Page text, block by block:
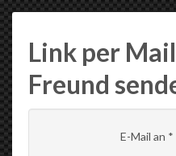
Link per
Freund
E-Mail an *